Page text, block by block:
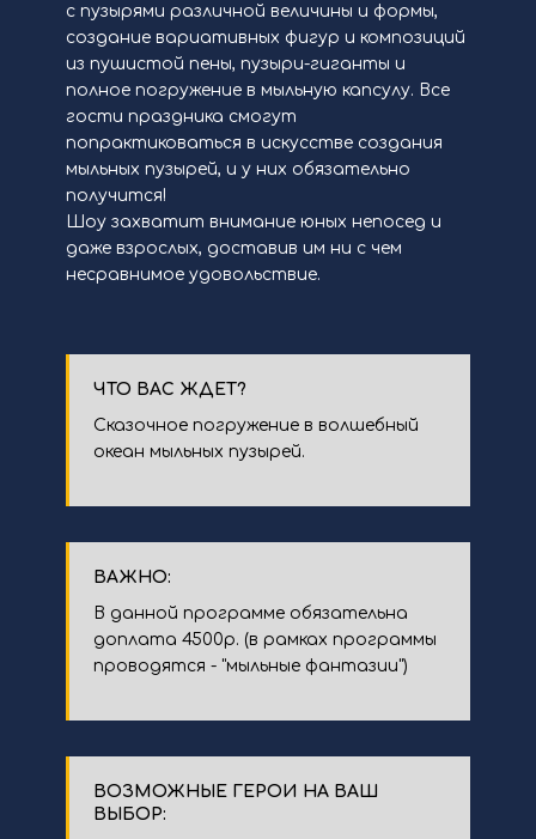
с пузырями различной величины и формы,
создание вариативных фигур и композиций
из пушистой пены, пузыри-гиганты и
полное погружение в мыльную капсулу. Все
гости праздника смогут
попрактиковаться в искусстве создания
мыльных пузырей, и у них обязательно
получится!
Шоу захватит внимание юных непосед и
даже взрослых, доставив им ни с чем
несравнимое удовольствие.
ЧТО ВАС ЖДЕТ?
Сказочное погружение в волшебный
океан мыльных пузырей.
ВАЖНО:
В данной программе обязательна
доплата 4500р. (в рамках программы
проводятся - "мыльные фантазии")
ВОЗМОЖНЫЕ ГЕРОИ НА ВАШ
ВЫБОР: